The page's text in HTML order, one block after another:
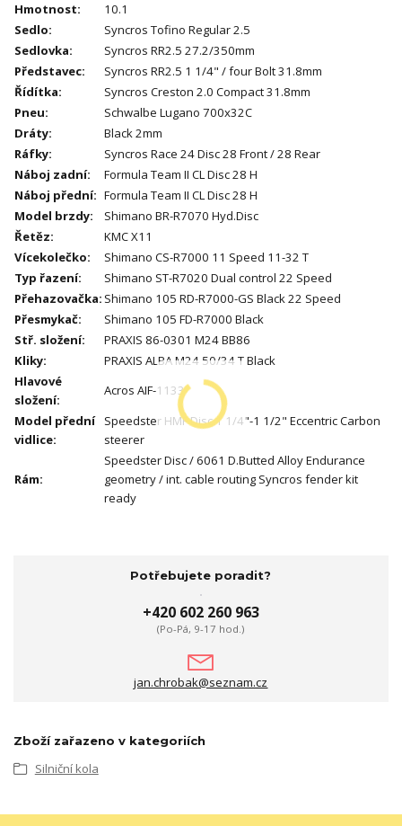
Hmotnost:
10.1
Sedlo:
Syncros Tofino Regular 2.5
Sedlovka:
Syncros RR2.5 27.2/350mm
Představec:
Syncros RR2.5 1 1/4" / four Bolt 31.8mm
Řídítka:
Syncros Creston 2.0 Compact 31.8mm
Pneu:
Schwalbe Lugano 700x32C
Dráty:
Black 2mm
Ráfky:
Syncros Race 24 Disc 28 Front / 28 Rear
Náboj zadní:
Formula Team II CL Disc 28 H
Náboj přední: Formula Team II CL Disc 28 H
Model brzdy:
Shimano BR-R7070 Hyd.Disc
Řetěz:
KMC X11
Vícekolečko:
Shimano CS-R7000 11 Speed 11-32 T
Typ řazení:
Shimano ST-R7020 Dual control 22 Speed
Přehazovačka: Shimano 105 RD-R7000-GS Black 22 Speed
Přesmykač:
Shimano 105 FD-R7000 Black
Stř. složení:
PRAXIS 86-0301 M24 BB86
Kliky:
PRAXIS ALBA M24 50/34 T Black
Hlavové
složení:
Acros AIF-1133
Model přední
vidlice:
Speedster HMF Disc 1 1/4"-1 1/2" Eccentric Carbon
steerer
Rám:
Speedster Disc / 6061 D.Butted Alloy Endurance
geometry / int. cable routing Syncros fender kit
ready
Potřebujete poradit?
+420 602 260 963
(Po-Pá, 9-17 hod.)
jan.chrobak@seznam.cz
Zboží zařazeno v kategoriích
Silniční kola